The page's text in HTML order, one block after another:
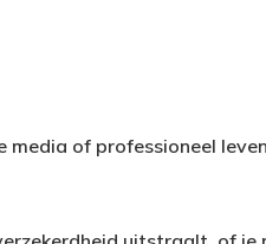
media of professioneel